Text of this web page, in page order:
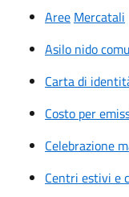
Aree Mercatali
Asilo nido
Carta di
Costo per
Celebrazione
Centri estivi e